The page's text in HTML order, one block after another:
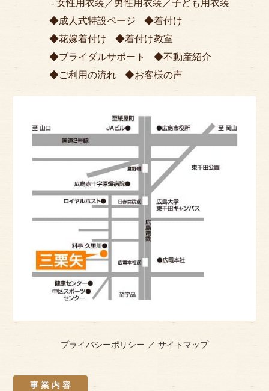
女性用衣装 ／男性用衣装 ／子ども用衣装
成人式特設ページ
着付け
花嫁着付け
着付け教室
ブライダルサポート
不動産紹介
ご利用の流れ
お客様の声
プライバシーポリシー ／ サイトマップ
事 業 内 容